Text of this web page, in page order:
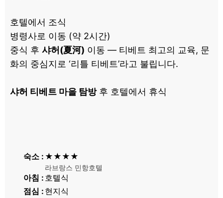
호텔에서 조식
병령사로 이동 (약 2시간)
중식 후 샤허(夏河) 이동 — 티베트 최고의 교육, 문
화의 중심지로 ‘리틀 티베트’라고 불립니다.
샤허 티베트 마을 탐방후 호텔에서 휴식
숙소 ★★★★
라브랑스 민항호텔
아침
호텔식
점심
현지식